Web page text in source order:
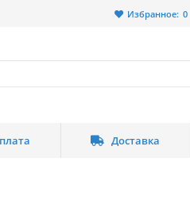
Избранное: 0
Доставка